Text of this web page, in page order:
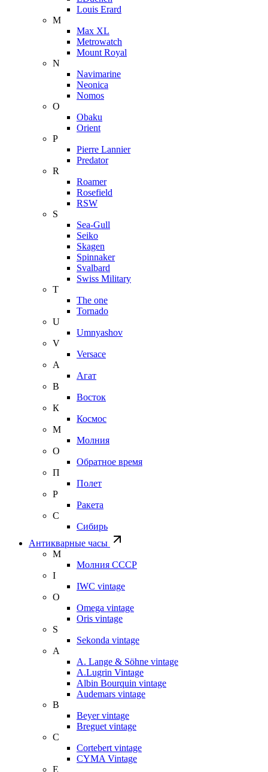
Louis Erard
M
Max XL
Metrowatch
Mount Royal
N
Navimarine
Neonica
Nomos
O
Obaku
Orient
P
Pierre Lannier
Predator
R
Roamer
Rosefield
RSW
S
Sea-Gull
Seiko
Skagen
Spinnaker
Svalbard
Swiss Military
T
The one
Tornado
U
Umnyashov
V
Versace
А
Агат
В
Восток
К
Космос
М
Молния
О
Обратное время
П
Полет
Р
Ракета
С
Сибирь
Антикварные часы
М
Молния СССР
I
IWC vintage
O
Omega vintage
Oris vintage
S
Sekonda vintage
A
A. Lange & Söhne vintage
A.Lugrin Vintage
Albin Bourquin vintage
Audemars vintage
B
Beyer vintage
Breguet vintage
C
Cortebert vintage
CYMA Vintage
E